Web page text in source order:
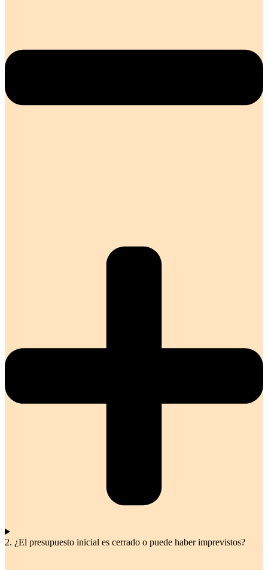
2. ¿El presupuesto inicial es cerrado o puede haber imprevistos?